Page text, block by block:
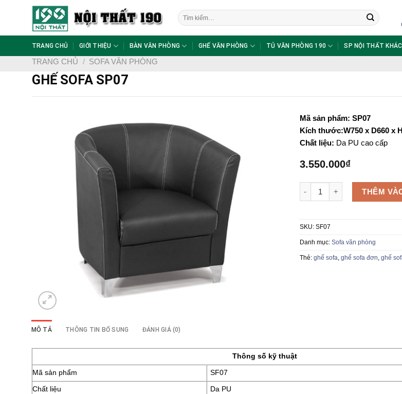
Tìm
kiếm:
TRANG CHỦ GIỚI THIỆU BÀN VĂN PHÒNG GHẾ VĂN PHÒNG TỦ VĂN PHÒNG 190 SP NỘI THẤT KHÁC
TRANG CHỦ / SOFA VĂN PHÒNG
GHẾ SOFA SP07
Mã sản phẩm: SP07
Kích thước:W750 x D660 x
Chất liệu: Da PU cao cấp
3.550.000₫
Ghế Sofa SP07 số lượng
THÊM
SKU: SF07
Danh mục: Sofa văn phòng
Thẻ: ghế sofa, ghế sofa đơn, ghế
MÔ TẢ THÔNG TIN BỔ SUNG ĐÁNH GIÁ (0)
Thông số kỹ thuật
Mã sản phẩm SF07
Chất liệu Da PU